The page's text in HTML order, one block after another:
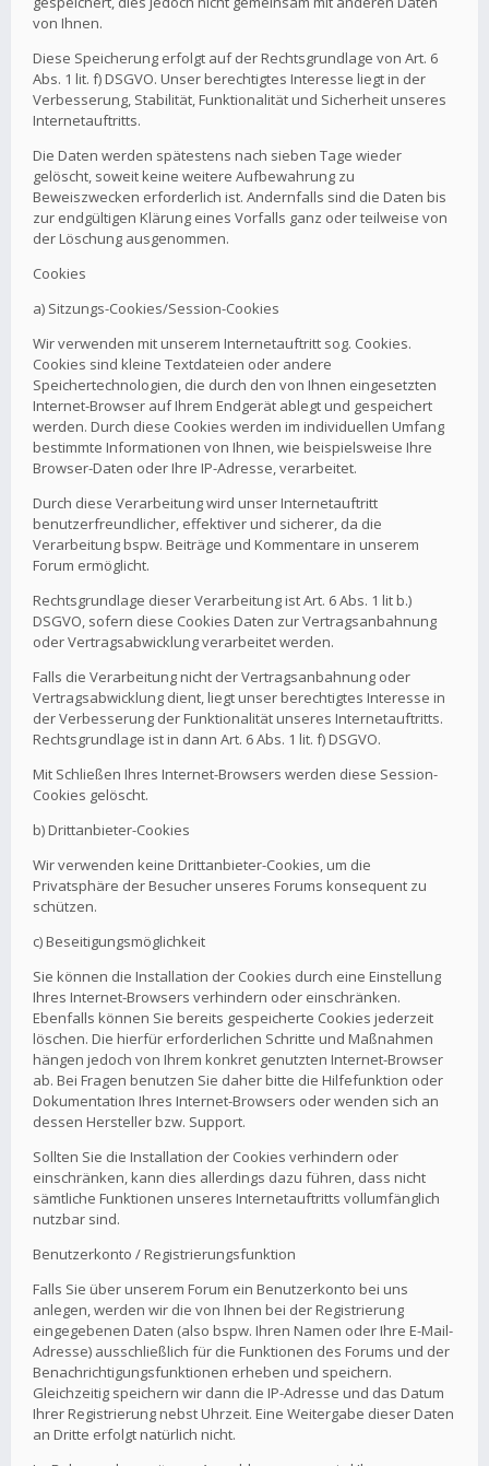
von Ihnen.
Diese Speicherung erfolgt auf der Rechtsgrundlage von Art. 6
Abs. 1 lit. f) DSGVO. Unser berechtigtes Interesse liegt in der
Verbesserung, Stabilität, Funktionalität und Sicherheit unseres
Internetauftritts.
Die Daten werden spätestens nach sieben Tage wieder
gelöscht, soweit keine weitere Aufbewahrung zu
Beweiszwecken erforderlich ist. Andernfalls sind die Daten bis
zur endgültigen Klärung eines Vorfalls ganz oder teilweise von
der Löschung ausgenommen.
Cookies
a) Sitzungs-Cookies/Session-Cookies
Wir verwenden mit unserem Internetauftritt sog. Cookies.
Cookies sind kleine Textdateien oder andere
Speichertechnologien, die durch den von Ihnen eingesetzten
Internet-Browser auf Ihrem Endgerät ablegt und gespeichert
werden. Durch diese Cookies werden im individuellen Umfang
bestimmte Informationen von Ihnen, wie beispielsweise Ihre
Browser-Daten oder Ihre IP-Adresse, verarbeitet.
Durch diese Verarbeitung wird unser Internetauftritt
benutzerfreundlicher, effektiver und sicherer, da die
Verarbeitung bspw. Beiträge und Kommentare in unserem
Forum ermöglicht.
Rechtsgrundlage dieser Verarbeitung ist Art. 6 Abs. 1 lit b.)
DSGVO, sofern diese Cookies Daten zur Vertragsanbahnung
oder Vertragsabwicklung verarbeitet werden.
Falls die Verarbeitung nicht der Vertragsanbahnung oder
Vertragsabwicklung dient, liegt unser berechtigtes Interesse in
der Verbesserung der Funktionalität unseres Internetauftritts.
Rechtsgrundlage ist in dann Art. 6 Abs. 1 lit. f) DSGVO.
Mit Schließen Ihres Internet-Browsers werden diese Session-
Cookies gelöscht.
b) Drittanbieter-Cookies
Wir verwenden keine Drittanbieter-Cookies, um die
Privatsphäre der Besucher unseres Forums konsequent zu
schützen.
c) Beseitigungsmöglichkeit
Sie können die Installation der Cookies durch eine Einstellung
Ihres Internet-Browsers verhindern oder einschränken.
Ebenfalls können Sie bereits gespeicherte Cookies jederzeit
löschen. Die hierfür erforderlichen Schritte und Maßnahmen
hängen jedoch von Ihrem konkret genutzten Internet-Browser
ab. Bei Fragen benutzen Sie daher bitte die Hilfefunktion oder
Dokumentation Ihres Internet-Browsers oder wenden sich an
dessen Hersteller bzw. Support.
Sollten Sie die Installation der Cookies verhindern oder
einschränken, kann dies allerdings dazu führen, dass nicht
sämtliche Funktionen unseres Internetauftritts vollumfänglich
nutzbar sind.
Benutzerkonto / Registrierungsfunktion
Falls Sie über unserem Forum ein Benutzerkonto bei uns
anlegen, werden wir die von Ihnen bei der Registrierung
eingegebenen Daten (also bspw. Ihren Namen oder Ihre E-Mail-
Adresse) ausschließlich für die Funktionen des Forums und der
Benachrichtigungsfunktionen erheben und speichern.
Gleichzeitig speichern wir dann die IP-Adresse und das Datum
Ihrer Registrierung nebst Uhrzeit. Eine Weitergabe dieser Daten
an Dritte erfolgt natürlich nicht.